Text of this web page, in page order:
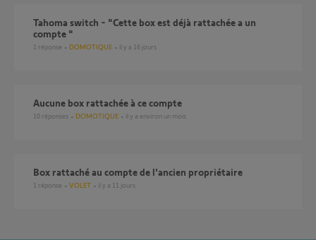
Tahoma switch - "Cette box est déjà rattachée a un
compte "
1 réponse DOMOTIQUE il y a 16 jours
aucune box rattachée à ce compte
10 réponses DOMOTIQUE il y a environ un mois
Box rattaché au compte de l'ancien propriétaire
1 réponse VOLET il y a 11 jours